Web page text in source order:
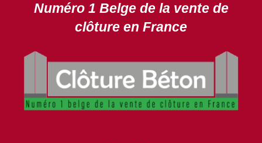
Numéro 1 Belge de la vente de
clôture en France